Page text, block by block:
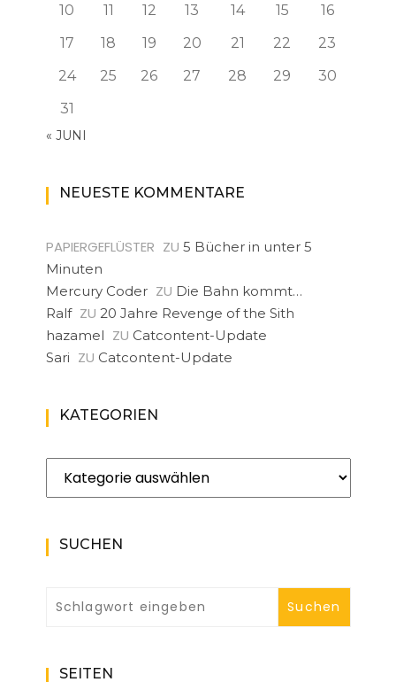
10
11 12 13 14 15
16
17
18 19 20 21 22
23
24
25 26 27 28 29
30
31
« JUNI
NEUESTE KOMMENTARE
PAPIERGEFLÜSTER ZU 5 Bücher in unter 5
Minuten
Mercury Coder ZU Die Bahn kommt…
Ralf ZU 20 Jahre Revenge of the Sith
hazamel ZU Catcontent-Update
Sari ZU Catcontent-Update
KATEGORIEN
Kategorien
SUCHEN
SEITEN